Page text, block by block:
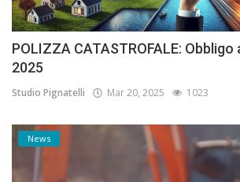
POLIZZA CATASTROFALE:
2025
Studio Pignatelli Mar 20, 2025 1023
News